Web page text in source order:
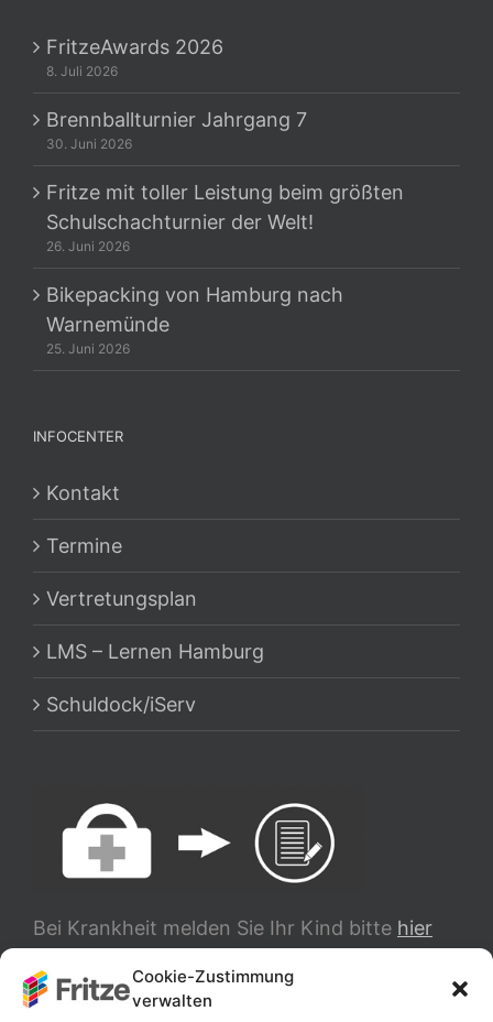
Cookie-Zustimmung
verwalten
FritzeAwards 2026
8. Juli 2026
Brennballturnier Jahrgang 7
30. Juni 2026
Fritze mit toller Leistung beim größten
Schulschachturnier der Welt!
26. Juni 2026
Bikepacking von Hamburg nach
Warnemünde
25. Juni 2026
INFOCENTER
Kontakt
Termine
Vertretungsplan
LMS – Lernen Hamburg
Schuldock/iServ
Bei Krankheit melden Sie Ihr Kind bitte hier